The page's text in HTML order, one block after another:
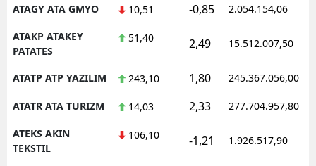
ATAGY ATA GMYO 10,51 -0,85 2.054.154,06
ATAKP ATAKEY
PATATES
51,40 2,49 15.512.007,50
ATATP ATP YAZILIM 243,10 1,80 245.367.056,00
ATATR ATA TURIZM 14,03 2,33 277.704.957,80
ATEKS AKIN
TEKSTIL
106,10 -1,21 1.926.517,90